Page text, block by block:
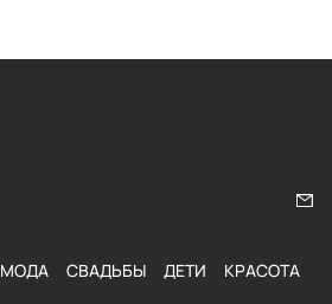
МОДА СВАДЬБЫ ДЕТИ КРАСОТА